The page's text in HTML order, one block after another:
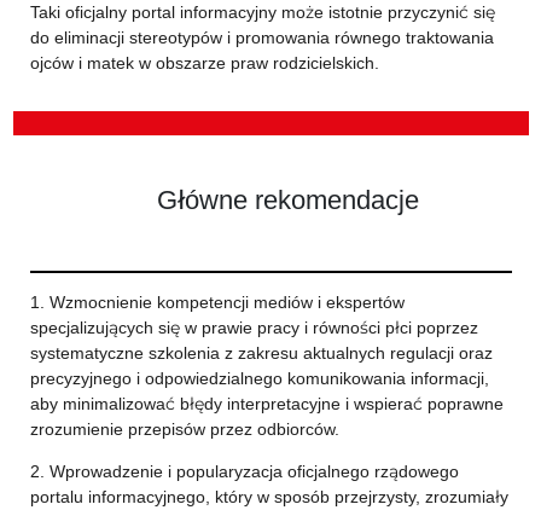
Taki oficjalny portal informacyjny może istotnie przyczynić się
do eliminacji stereotypów i promowania równego traktowania
ojców i matek w obszarze praw rodzicielskich.
Główne rekomendacje
1. Wzmocnienie kompetencji mediów i ekspertów
specjalizujących się w prawie pracy i równości płci poprzez
systematyczne szkolenia z zakresu aktualnych regulacji oraz
precyzyjnego i odpowiedzialnego komunikowania informacji,
aby minimalizować błędy interpretacyjne i wspierać poprawne
zrozumienie przepisów przez odbiorców.
2. Wprowadzenie i popularyzacja oficjalnego rządowego
portalu informacyjnego, który w sposób przejrzysty, zrozumiały